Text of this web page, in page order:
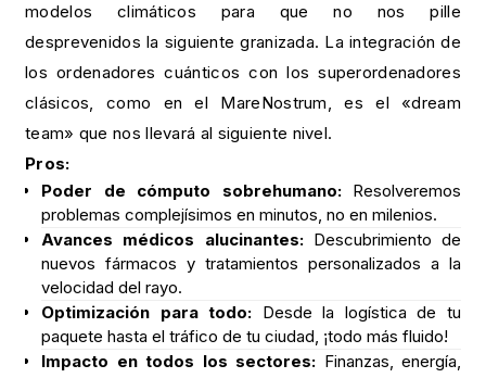
modelos climáticos para que no nos pille
desprevenidos la siguiente granizada. La integración de
los ordenadores cuánticos con los superordenadores
clásicos, como en el MareNostrum, es el «dream
team» que nos llevará al siguiente nivel.
Pros:
Poder de cómputo sobrehumano:Resolveremos
problemas complejísimos en minutos, no en milenios.
Avances médicos alucinantes:Descubrimiento de
nuevos fármacos y tratamientos personalizados a la
velocidad del rayo.
Optimización para todo: Desde la logística de tu
paquete hasta el tráfico de tu ciudad, ¡todo más fluido!
Impacto en todos los sectores: Finanzas, energía,